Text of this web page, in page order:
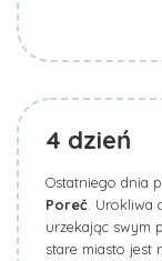
4 dzień
Ostatniego dnia
Poreč .
urzekając swym
stare miasto jest